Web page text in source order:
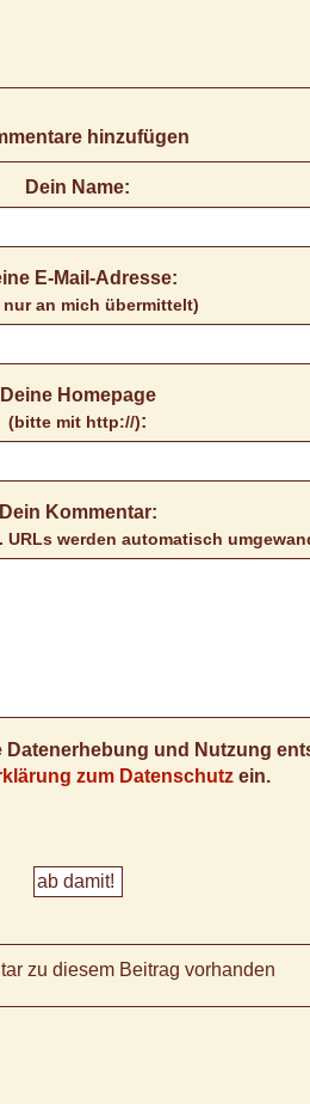
hinzufügen
Dein Name:
E-Mail-Adresse:
nur an mich übermittelt)
Deine Homepage
(bitte mit http://):
Dein Kommentar:
URLs werden automatisch
und Nutzung
zum Datenschutzein.
zu diesem Beitrag vorhanden